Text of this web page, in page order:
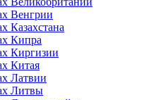
Венгрии
Казахстана
Кипра
Киргизии
Китая
Латвии
Литвы